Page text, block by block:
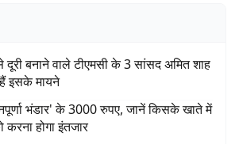
बनाने वाले टीएमसी के 3 सांसद अमित शाह
इसके मायने
भंडार' के 3000 रुपए, जानें किसके खाते में
होगा इंतजार